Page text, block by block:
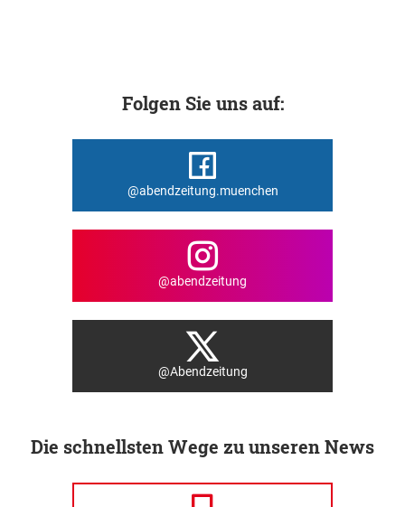
Folgen Sie uns auf:
@abendzeitung.muenchen
@abendzeitung
@Abendzeitung
Die schnellsten Wege zu unseren News